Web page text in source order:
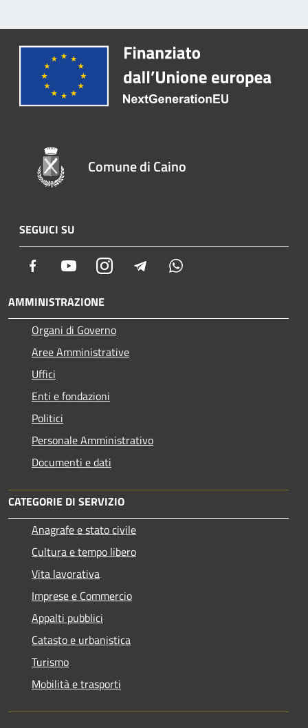
Comune di Caino
SEGUICI SU
Facebook YoutubeInstagram Telegram
AMMINISTRAZIONE
Organi di Governo
Aree Amministrative
Uffici
Enti e fondazioni
Politici
Personale Amministrativo
Documenti e dati
CATEGORIE DI SERVIZIO
Anagrafe e stato civile
Cultura e tempo libero
Vita lavorativa
Imprese e Commercio
Appalti pubblici
Catasto e urbanistica
Turismo
Mobilità e trasporti